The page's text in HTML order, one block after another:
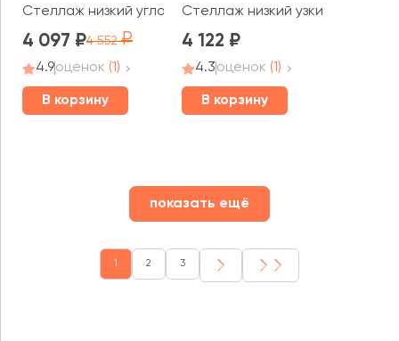
Стеллаж низкий угловой Рива / Riva
4 097 4 552
4.9оценок (1)
В корзину
Стеллаж низкий узкий
4 122
4.3оценок (1)
В корзину
показать ещё
1 2 3